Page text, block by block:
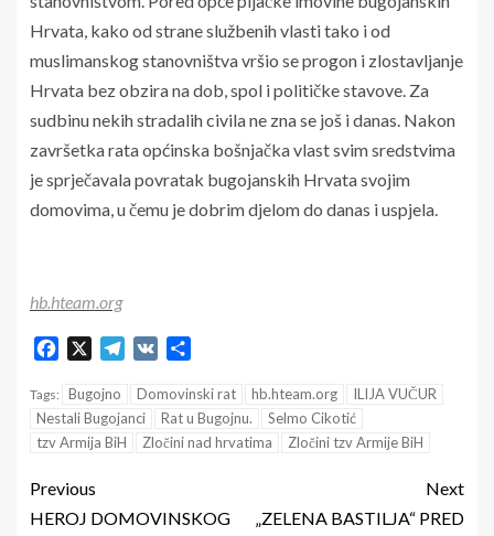
Hrvata, kako od strane službenih vlasti tako i od
muslimanskog stanovništva vršio se progon i zlostavljanje
Hrvata bez obzira na dob, spol i političke stavove. Za
sudbinu nekih stradalih civila ne zna se još i danas. Nakon
završetka rata općinska bošnjačka vlast svim sredstvima
je sprječavala povratak bugojanskih Hrvata svojim
domovima, u čemu je dobrim djelom do danas i uspjela.
hb.hteam.org
Facebook Telegram
VK
Tags: Bugojno Domovinski rat hb.hteam.org
ILIJA VUČUR
Nestali Bugojanci
Rat u Bugojnu.
Selmo Cikotić
tzv Armija BiH
Zločini nad hrvatima Zločini tzv Armije BiH
Previous
HEROJ DOMOVINSKOG
Next
„ZELENA BASTILJA“ PRED